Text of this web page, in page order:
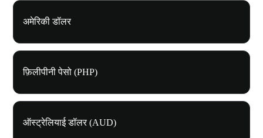
अमेरिकी डॉलर
फ़िलीपीनी पेसो (PHP)
ऑस्ट्रेलियाई डॉलर (AUD)